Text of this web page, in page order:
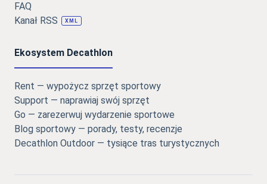
FAQ
Kanał RSS
XML
Ekosystem Decathlon
Rent — wypożycz sprzęt sportowy
Support — naprawiaj swój sprzęt
Go — zarezerwuj wydarzenie sportowe
Blog sportowy — porady, testy, recenzje
Decathlon Outdoor — tysiące tras turystycznych